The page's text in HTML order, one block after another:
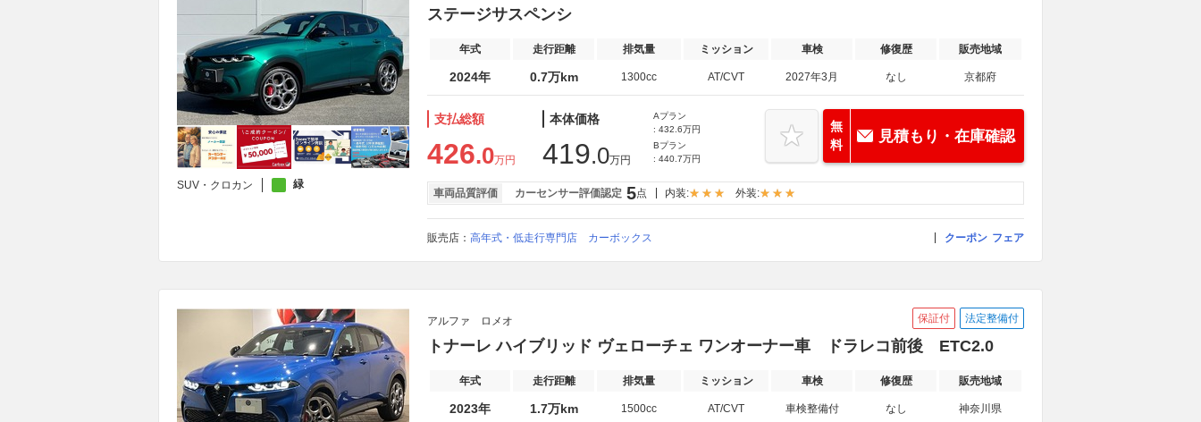
SUV・クロカン 緑
ステージサスペンシ
年式 走行距離 排気量 ミッション 車検 修復歴 販売地域
2024年 0.7万km 1300cc AT/CVT 2027年3月 なし 京都府
支払総額
426.0万円
本体価格
419.0万円
Aプラン
: 432.6万円
Bプラン
: 440.7万円
無
料
見積もり・在庫確認
車両品質評価 カーセンサー評価認定 5点 内装: 外装:
販売店： 高年式・低走行専門店 カーボックス クーポン フェア
アルファ ロメオ 保証付 法定整備付
トナーレ ハイブリッド ヴェローチェ ワンオーナー車 ドラレコ前後 ETC2.0
年式 走行距離 排気量 ミッション 車検 修復歴 販売地域
2023年 1.7万km 1500cc AT/CVT 車検整備付 なし 神奈川県